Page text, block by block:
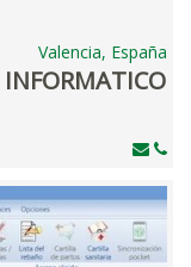
Valencia, España